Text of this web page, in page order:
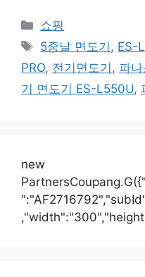
카
테
고
리
쇼핑
태
그
5중날 면도기 , ES-
PRO, 전기면도기 , 파
기 면도기 ES-L550U,
new